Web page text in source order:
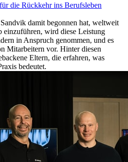
die Rückkehr ins Berufsleben
damit begonnen hat, weltweit
einzuführen, wird diese Leistung
in Anspruch genommen, und es
Mitarbeitern vor. Hinter diesen
Eltern, die erfahren, was
bedeutet.